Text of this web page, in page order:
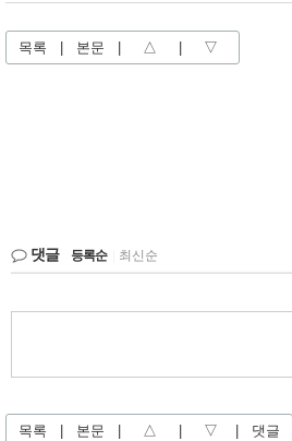
목록 본문 △ ▽
댓글 등록순 최신순
목록 본문 △ ▽ 댓글